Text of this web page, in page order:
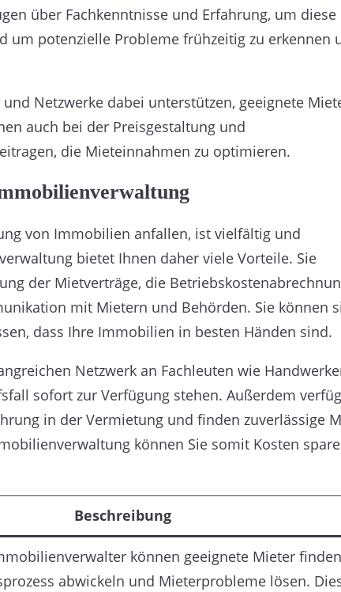
über Fachkenntnisse und Erfahrung, um diese
um potenzielle Probleme frühzeitig zu erkennen
Netzwerke dabei unterstützen, geeignete
auch bei der Preisgestaltung und
die Mieteinnahmen zu optimieren.
von Immobilien anfallen, ist vielfältig und
bietet Ihnen daher viele Vorteile. Sie
der Mietverträge, die
mit Mietern und Behörden. Sie können
dass Ihre Immobilien in besten Händen sind.
Netzwerk an Fachleuten wie
sofort zur Verfügung stehen. Außerdem
in der Vermietung und finden zuverlässige
können Sie somit Kosten
Beschreibung
können geeignete Mieter
abwickeln und Mieterprobleme lösen.